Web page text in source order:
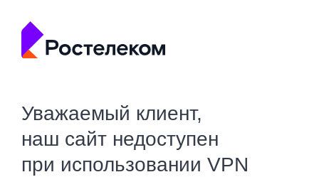
Уважаемый клиент,
наш сайт недоступен
при использовании VPN